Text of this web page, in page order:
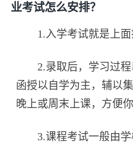
业考试怎么安排？
1.入学考试就是上面
2.录取后，学习过程
函授以自学为主，辅以
晚上或周末上课，方便
3.课程考试一般由学